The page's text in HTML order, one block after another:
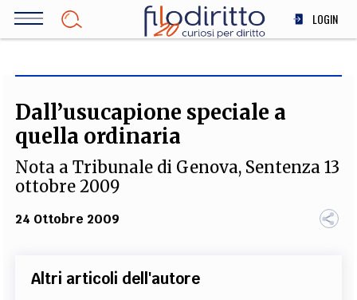
Salta
LOGIN
SOCIETÀ
MEDICINA
STORIA E FILOSOFIA
TEAM
Dall’usucapione speciale a
quella ordinaria
Nota a Tribunale di Genova, Sentenza 13
ottobre 2009
24 Ottobre 2009
Altri articoli dell'autore